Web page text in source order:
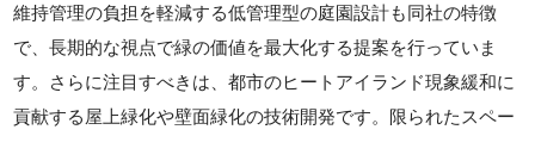
維持管理の負担を軽減する低管理型の庭園設計も同社の特徴
で、長期的な視点で緑の価値を最大化する提案を行っていま
す。さらに注目すべきは、都市のヒートアイランド現象緩和に
貢献する屋上緑化や壁面緑化の技術開発です。限られたスペー